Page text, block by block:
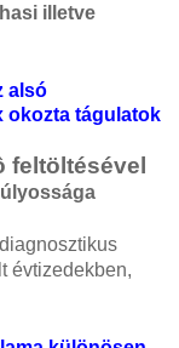
illetve
alsó
okozta tágulatok
feltöltésével
évtizedekben,